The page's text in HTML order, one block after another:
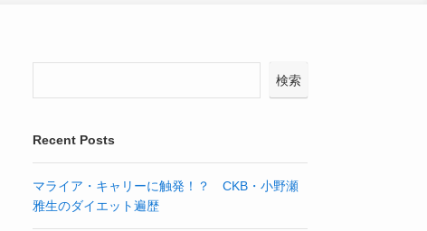
検索
Recent Posts
マライア・キャリーに触発！？ CKB・小野瀬
雅生のダイエット遍歴